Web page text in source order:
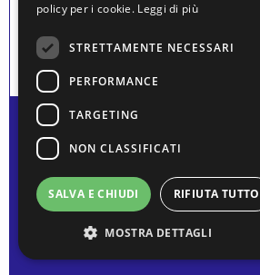
© water museum of
policy per i cookie. Leggi di più
STRETTAMENTE NECESSARI
PERFORMANCE
TARGETING
NON CLASSIFICATI
SALVA E CHIUDI RIFIUTA TUTTO
MOSTRA DETTAGLI